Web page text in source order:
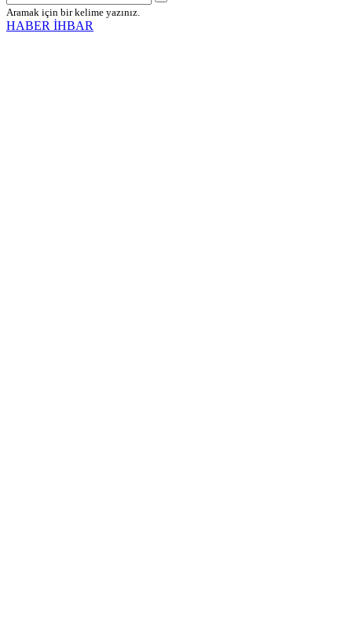
Aramak için bir kelime yazınız.
HABER İHBAR